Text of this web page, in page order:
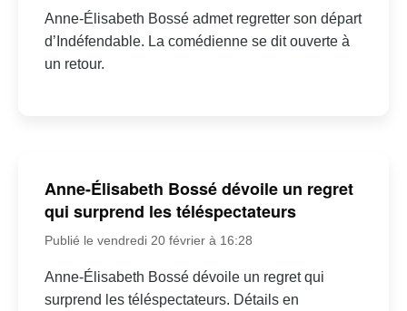
Anne-Élisabeth Bossé admet regretter son départ
d’Indéfendable. La comédienne se dit ouverte à
un retour.
Anne-Élisabeth Bossé dévoile un regret
qui surprend les téléspectateurs
Publié le vendredi 20 février à 16:28
Anne-Élisabeth Bossé dévoile un regret qui
surprend les téléspectateurs. Détails en